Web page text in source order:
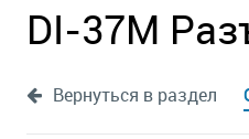
DI-37M
Вернуться в раздел